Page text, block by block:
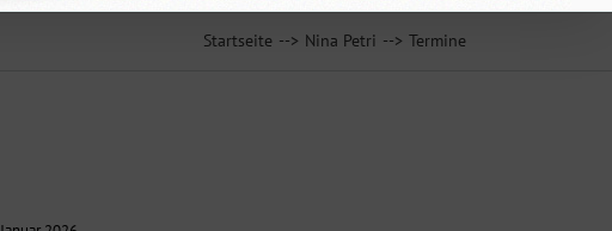
Startseite Nina Petri Termine